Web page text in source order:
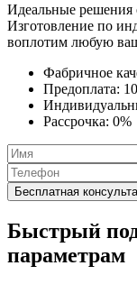
Идеальные решения
Изготовление по
воплотим любую
Фабричное
Предоплата:
Рассрочка: 0%
Быстрый
параметрам